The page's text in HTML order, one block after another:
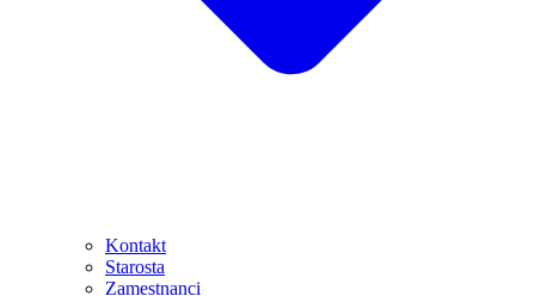
Kontakt
Starosta
Zamestnanci